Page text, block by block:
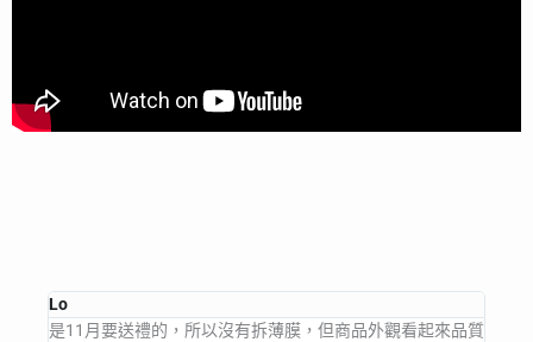
Lo
是11月要送禮的，所以沒有拆薄膜，但商品外觀看起來品質